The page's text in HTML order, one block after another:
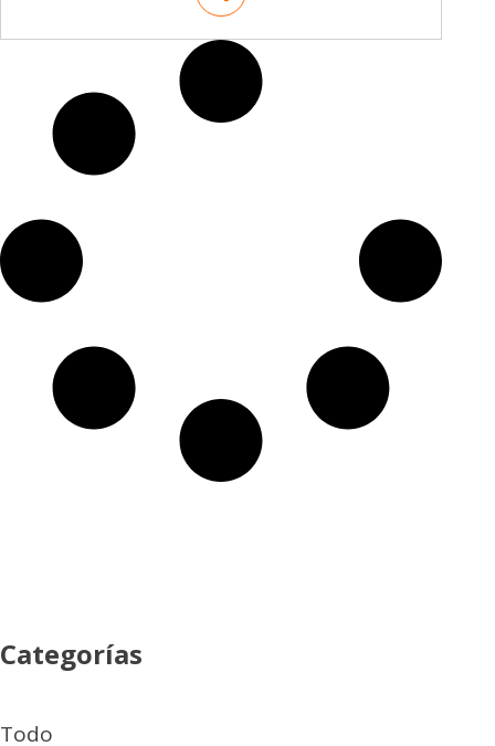
Categorías
Todo